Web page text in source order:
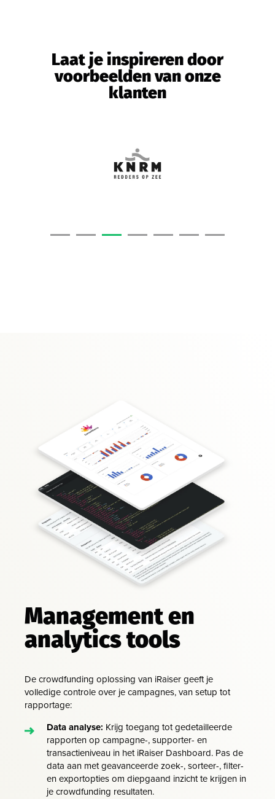
Laat je inspireren door
voorbeelden van onze
klanten
Management en
analytics tools
De crowdfunding oplossing van iRaiser geeft je
volledige controle over je campagnes, van setup tot
rapportage:
Data analyse: Krijg toegang tot gedetailleerde
rapporten op campagne-, supporter- en
transactieniveau in het iRaiser Dashboard. Pas de
data aan met geavanceerde zoek-, sorteer-, filter-
en exportopties om diepgaand inzicht te krijgen in
je crowdfunding resultaten.